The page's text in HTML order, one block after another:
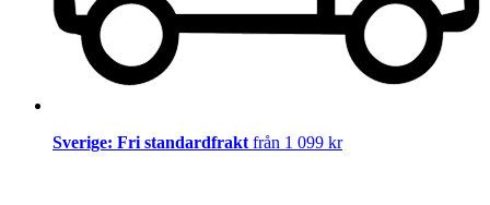
Sverige: Fri standardfrakt från 1 099 kr